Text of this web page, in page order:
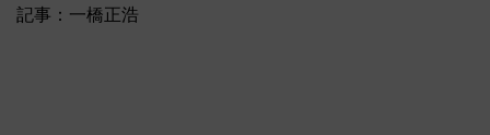
記事：一橋正浩